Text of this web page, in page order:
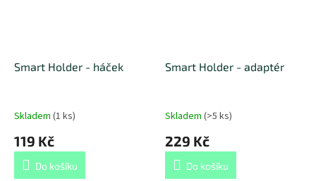
Smart Holder - háček
Skladem (1 ks)
119 Kč
Do košíku
Smart Holder - adaptér
Skladem (>5 ks)
229 Kč
Do košíku